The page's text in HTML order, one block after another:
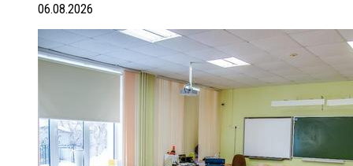
06.08.2026